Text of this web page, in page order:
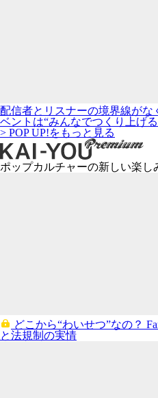
配信者とリスナーの境界線が
ベントは“みんなでつくり上げ
> POP UP!をもっと見る
ポップカルチャーの新しい楽し
どこから“わいせつ”なの？
と法規制の実情